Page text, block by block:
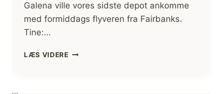
Galena ville vores sidste depot ankomme
med formiddags flyveren fra Fairbanks.
Tine:…
LÆS VIDEREDEPOT